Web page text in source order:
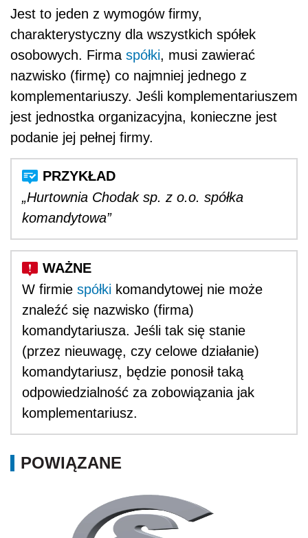
Jest to jeden z wymogów firmy,
charakterystyczny dla wszystkich spółek
osobowych. Firma spółki, musi zawierać
nazwisko (firmę) co najmniej jednego z
komplementariuszy. Jeśli komplementariuszem
jest jednostka organizacyjna, konieczne jest
podanie jej pełnej firmy.
„Hurtownia Chodak sp. z o.o. spółka
komandytowa”
W firmie spółki komandytowej nie może
znaleźć się nazwisko (firma)
komandytariusza. Jeśli tak się stanie
(przez nieuwagę, czy celowe działanie)
komandytariusz, będzie ponosił taką
odpowiedzialność za zobowiązania jak
komplementariusz.
POWIĄZANE